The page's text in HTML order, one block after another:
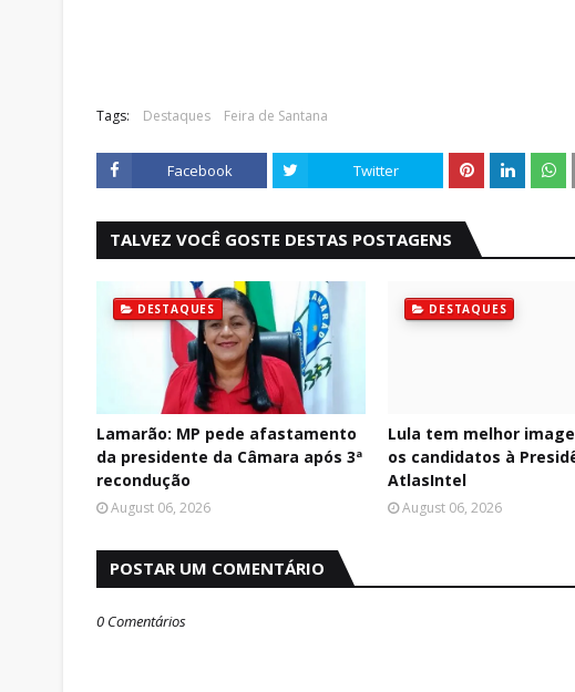
Tags: Destaques Feira de Santana
Facebook Twitter
TALVEZ VOCÊ GOSTE DESTAS POSTAGENS
DESTAQUES
Lamarão: MP pede afastamento
da presidente da Câmara após 3ª
recondução
August 06, 2026
DESTAQUES
Lula tem melhor
os candidatos à
AtlasIntel
August 06, 2026
POSTAR UM COMENTÁRIO
0 Comentários